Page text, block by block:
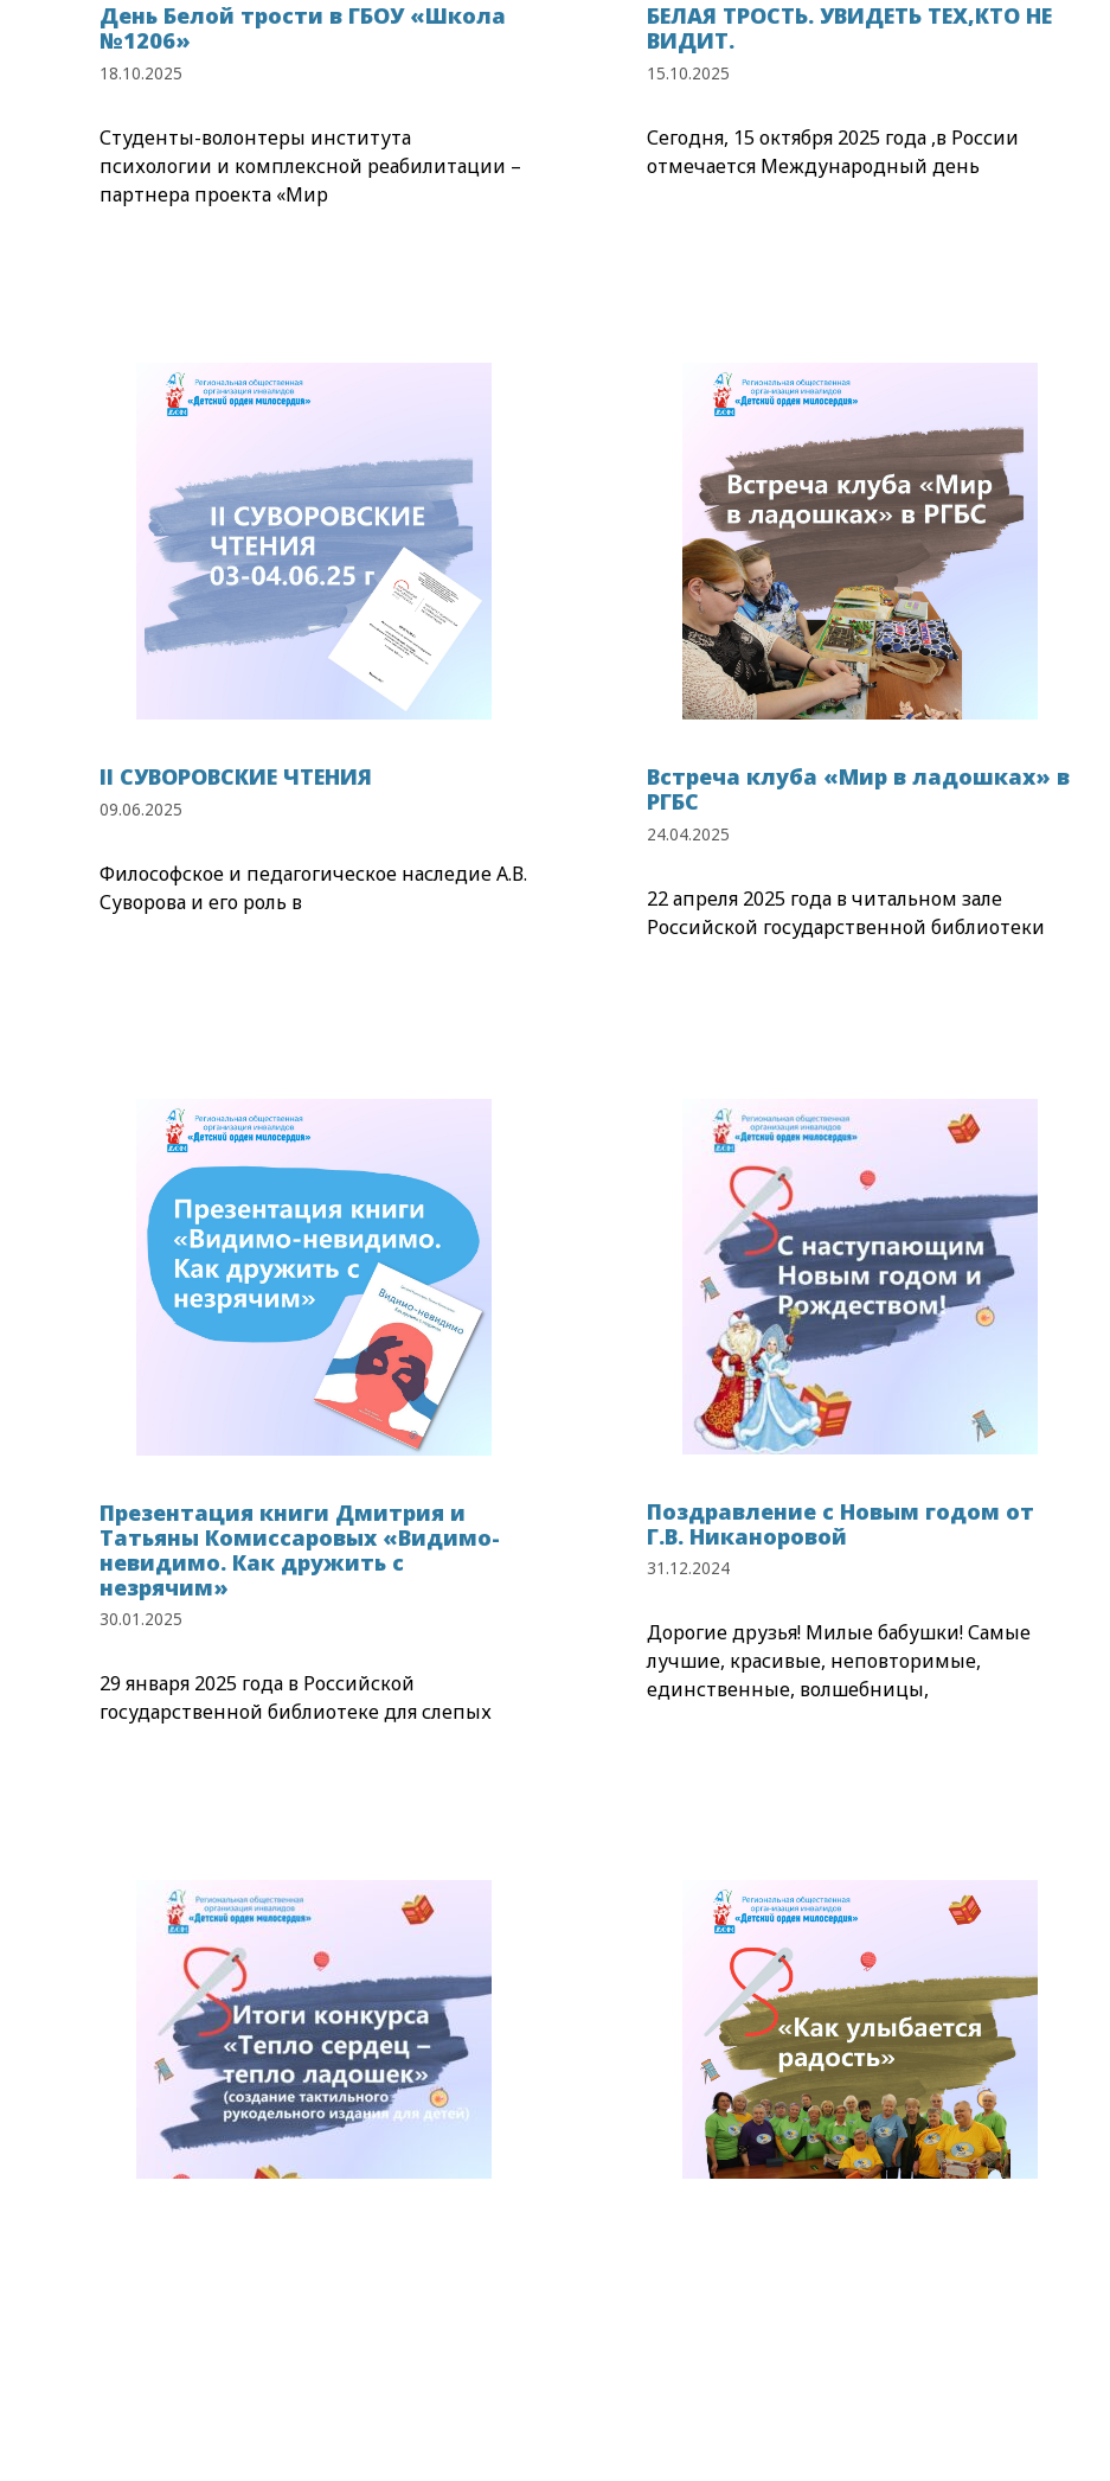
День Белой трости в ГБОУ «Школа
№1206»
18.10.2025
Студенты-волонтеры института
психологии и комплексной реабилитации –
партнера проекта «Мир
БЕЛАЯ ТРОСТЬ. УВИДЕТЬ ТЕХ,КТО НЕ
ВИДИТ.
15.10.2025
Сегодня, 15 октября 2025 года ,в России
отмечается Международный день
II СУВОРОВСКИЕ ЧТЕНИЯ
09.06.2025
Философское и педагогическое наследие А.В.
Суворова и его роль в
Встреча клуба «Мир в ладошках» в
РГБС
24.04.2025
22 апреля 2025 года в читальном зале
Российской государственной библиотеки
Презентация книги Дмитрия и
Татьяны Комиссаровых «Видимо-
невидимо. Как дружить с
незрячим»
30.01.2025
29 января 2025 года в Российской
государственной библиотеке для слепых
Поздравление с Новым годом от
Г.В. Никаноровой
31.12.2024
Дорогие друзья! Милые бабушки! Самые
лучшие, красивые, неповторимые,
единственные, волшебницы,